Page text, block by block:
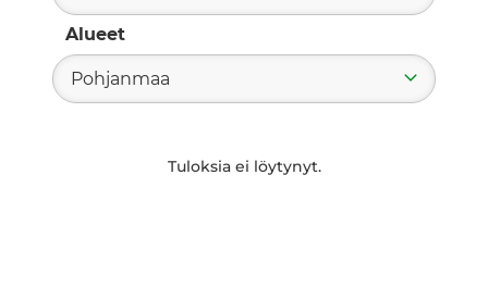
Alueet
Pohjanmaa
Tuloksia ei löytynyt.